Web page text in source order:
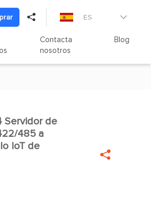
 ES 
Contacta
nosotros
Blog

Servidor de
485 a
IoT de
